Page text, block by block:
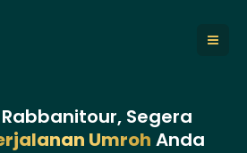
Segera
Umroh Anda